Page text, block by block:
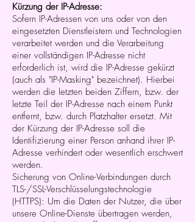
Kürzung der IP-Adresse:
Sofern IP-Adressen von uns oder von den
eingesetzten Dienstleistern und Technologien
verarbeitet werden und die Verarbeitung
einer vollständigen IP-Adresse nicht
erforderlich ist, wird die IP-Adresse gekürzt
(auch als "IP-Masking" bezeichnet). Hierbei
werden die letzten beiden Ziffern, bzw. der
letzte Teil der IP-Adresse nach einem Punkt
entfernt, bzw. durch Platzhalter ersetzt. Mit
der Kürzung der IP-Adresse soll die
Identifizierung einer Person anhand ihrer IP-
Adresse verhindert oder wesentlich erschwert
werden.
Sicherung von Online-Verbindungen durch
TLS-/SSL-Verschlüsselungstechnologie
(HTTPS): Um die Daten der Nutzer, die über
unsere Online-Dienste übertragen werden,